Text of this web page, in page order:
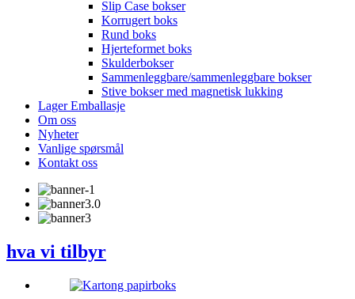
Slip Case bokser
Korrugert boks
Rund boks
Hjerteformet boks
Skulderbokser
Sammenleggbare/sammenleggbare bokser
Stive bokser med magnetisk lukking
Lager Emballasje
Om oss
Nyheter
Vanlige spørsmål
Kontakt oss
hva vi tilbyr